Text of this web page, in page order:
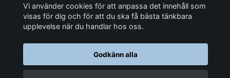
Sociala medier
© 2026 LastaTungt.se
Vi använder cookies för att anpassa det innehåll som
visas för dig och för att du ska få bästa tänkbara
upplevelse när du handlar hos oss.
Godkänn alla